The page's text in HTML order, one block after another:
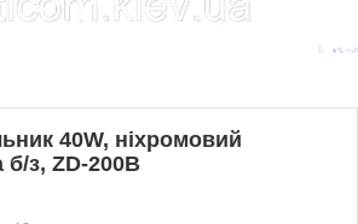
40W, ніхромовий
б/з, ZD-200В